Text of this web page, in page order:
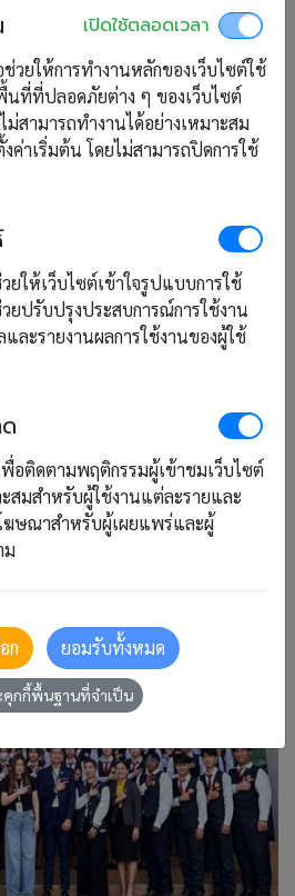
เปิดใช้ตลอดเวลา
วยให้การทำงานหลักของเว็บไซต์ใช้
นที่ที่ปลอดภัยต่าง ๆ ของเว็บไซต์
ม่สามารถทำงานได้อย่างเหมาะสม
ค่าเริ่มต้น โดยไม่สามารถปิดการใช้
ยให้เว็บไซต์เข้าใจรูปแบบการใช้
ยปรับปรุงประสบการณ์การใช้งาน
ละรายงานผลการใช้งานของผู้ใช้
อติดตามพฤติกรรมผู้เข้าชมเว็บไซต์
สมสำหรับผู้ใช้งานแต่ละรายและ
ฆษณาสำหรับผู้เผยแพร่และผู้
ม
ก ยอมรับทั้งหมด
คุกกี้พื้นฐานที่จำเป็น